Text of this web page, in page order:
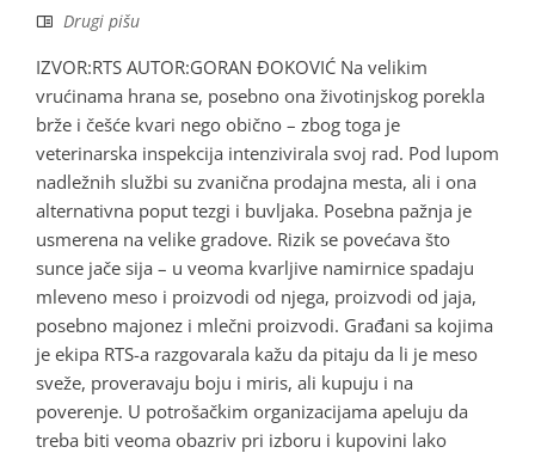
Drugi pišu
IZVOR:RTS AUTOR:GORAN ĐOKOVIĆ Na velikim
vrućinama hrana se, posebno ona životinjskog porekla
brže i češće kvari nego obično – zbog toga je
veterinarska inspekcija intenzivirala svoj rad. Pod lupom
nadležnih službi su zvanična prodajna mesta, ali i ona
alternativna poput tezgi i buvljaka. Posebna pažnja je
usmerena na velike gradove. Rizik se povećava što
sunce jače sija – u veoma kvarljive namirnice spadaju
mleveno meso i proizvodi od njega, proizvodi od jaja,
posebno majonez i mlečni proizvodi. Građani sa kojima
je ekipa RTS-a razgovarala kažu da pitaju da li je meso
sveže, proveravaju boju i miris, ali kupuju i na
poverenje. U potrošačkim organizacijama apeluju da
treba biti veoma obazriv pri izboru i kupovini lako